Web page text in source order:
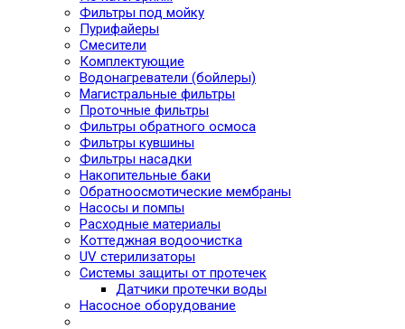
Фильтры под мойку
Пурифайеры
Смесители
Комплектующие
Водонагреватели (бойлеры)
Магистральные фильтры
Проточные фильтры
Фильтры обратного осмоса
Фильтры кувшины
Фильтры насадки
Накопительные баки
Обратноосмотические мембраны
Насосы и помпы
Расходные материалы
Коттеджная водоочистка
UV стерилизаторы
Системы защиты от протечек
Датчики протечки воды
Насосное оборудование